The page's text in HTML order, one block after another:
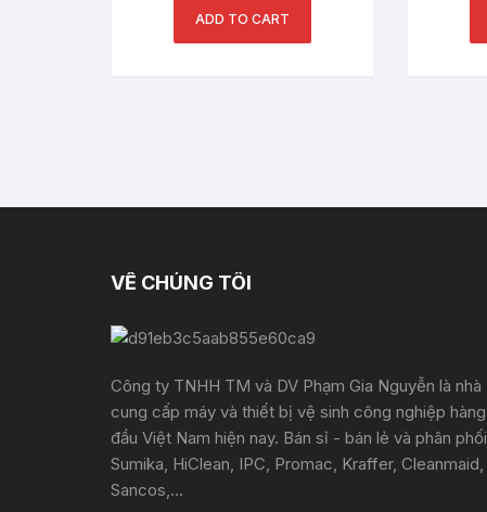
ADD TO CART
VỀ CHÚNG TÔI
Công ty TNHH TM và DV Phạm Gia Nguyễn là nhà
cung cấp máy và thiết bị vệ sinh công nghiệp hàng
đầu Việt Nam hiện nay. Bán sỉ - bán lẻ và phân phối
Sumika, HiClean, IPC, Promac, Kraffer, Cleanmaid,
Sancos,...